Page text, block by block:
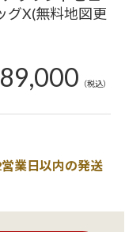
X(無料地図更
（税込）
業日以内の発送